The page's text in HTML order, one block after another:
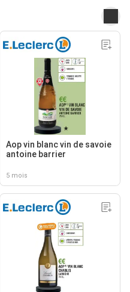
Aop vin blanc vin de savoie
antoine barrier
5 mois